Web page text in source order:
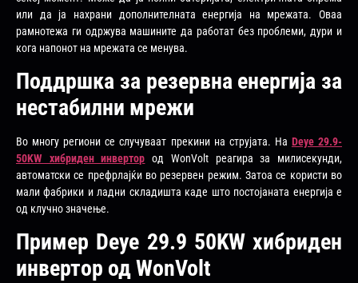
или да ја нахрани дополнителната енергија на мрежата. Оваа
рамнотежа ги одржува машините да работат без проблеми, дури и
кога напонот на мрежата се менува.
Поддршка за резервна енергија за
нестабилни мрежи
Во многу региони се случуваат прекини на струјата. На Deye 29.9-
50KW хибриден инвертор од WonVolt реагира за милисекунди,
автоматски се префрлајќи во резервен режим. Затоа се користи во
мали фабрики и ладни складишта каде што постојаната енергија е
од клучно значење.
Пример Deye 29.9 50KW хибриден
инвертор од WonVolt